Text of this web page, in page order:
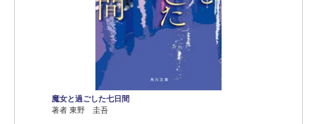
魔女と過ごした七日間
著者 東野 圭吾